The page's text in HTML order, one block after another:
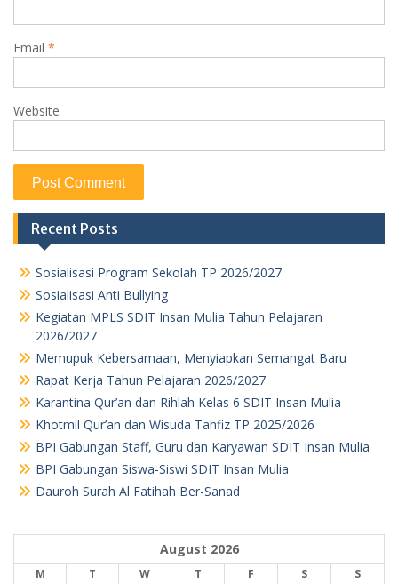
Email *
Website
Recent Posts
Sosialisasi Program Sekolah TP 2026/2027
Sosialisasi Anti Bullying
Kegiatan MPLS SDIT Insan Mulia Tahun Pelajaran
2026/2027
Memupuk Kebersamaan, Menyiapkan Semangat Baru
Rapat Kerja Tahun Pelajaran 2026/2027
Karantina Qur’an dan Rihlah Kelas 6 SDIT Insan Mulia
Khotmil Qur’an dan Wisuda Tahfiz TP 2025/2026
BPI Gabungan Staff, Guru dan Karyawan SDIT Insan Mulia
BPI Gabungan Siswa-Siswi SDIT Insan Mulia
Dauroh Surah Al Fatihah Ber-Sanad
August 2026
M T W T F S
S